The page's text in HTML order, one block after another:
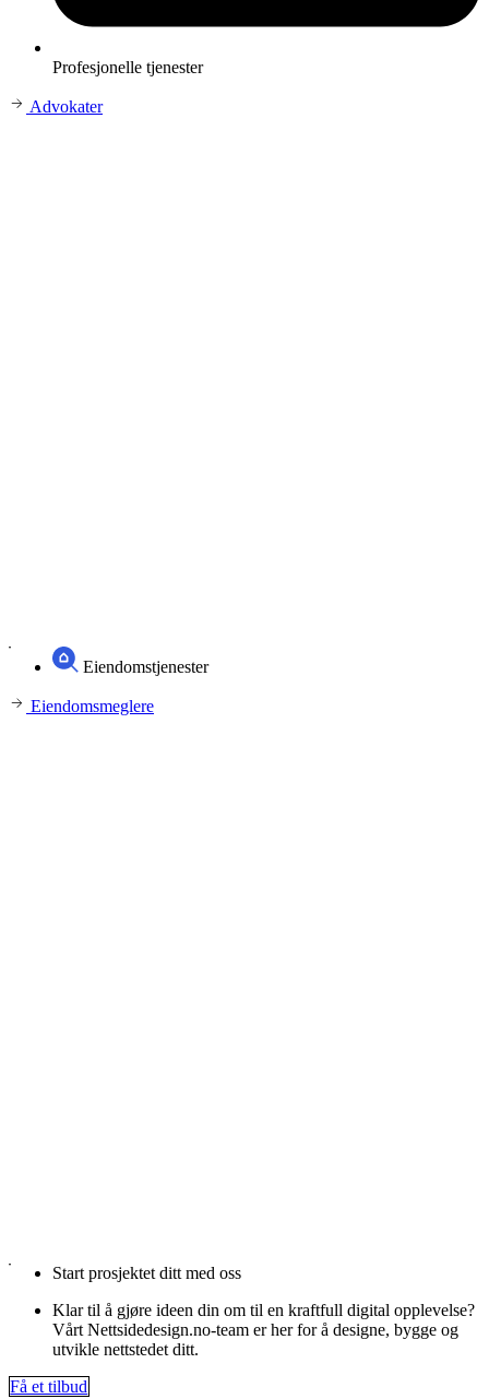
Profesjonelle tjenester
Advokater
Eiendomstjenester
Eiendomsmeglere
Start prosjektet ditt med oss
Klar til å gjøre ideen din om til en kraftfull digital opplevelse?
Vårt Nettsidedesign.no-team er her for å designe, bygge og
utvikle nettstedet ditt.
Få et tilbud